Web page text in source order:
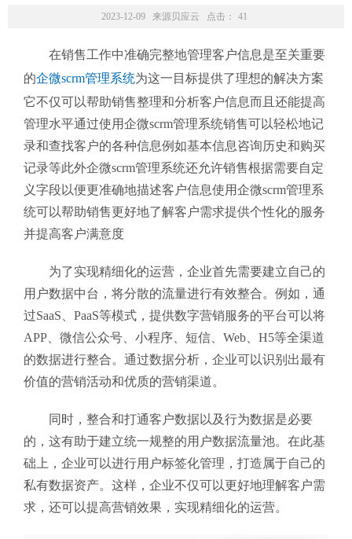
2023-12-09 来源贝应云 点击： 41
在销售工作中准确完整地管理客户信息是至关重要
的企微scrm管理系统为这一目标提供了理想的解决方案
它不仅可以帮助销售整理和分析客户信息而且还能提高
管理水平通过使用企微scrm管理系统销售可以轻松地记
录和查找客户的各种信息例如基本信息咨询历史和购买
记录等此外企微scrm管理系统还允许销售根据需要自定
义字段以便更准确地描述客户信息使用企微scrm管理系
统可以帮助销售更好地了解客户需求提供个性化的服务
并提高客户满意度
为了实现精细化的运营，企业首先需要建立自己的
用户数据中台，将分散的流量进行有效整合。例如，通
过SaaS、PaaS等模式，提供数字营销服务的平台可以将
APP、微信公众号、小程序、短信、Web、H5等全渠道
的数据进行整合。通过数据分析，企业可以识别出最有
价值的营销活动和优质的营销渠道。
同时，整合和打通客户数据以及行为数据是必要
的，这有助于建立统一规整的用户数据流量池。在此基
础上，企业可以进行用户标签化管理，打造属于自己的
私有数据资产。这样，企业不仅可以更好地理解客户需
求，还可以提高营销效果，实现精细化的运营。